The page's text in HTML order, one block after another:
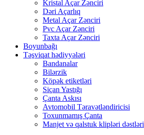
Kristal Açar Zənciri
Dəri Açarlıq
Metal Açar Zənciri
Pvc Açar Zənciri
Taxta Açar Zənciri
Boyunbağı
Təşviqat hədiyyələri
Bandanalar
Bilərzik
Köpək etiketləri
Siçan Yastığı
Çanta Askısı
Avtomobil Təravətləndiricisi
Toxunmamış Çanta
Manjet və qalstuk klipləri dəstləri